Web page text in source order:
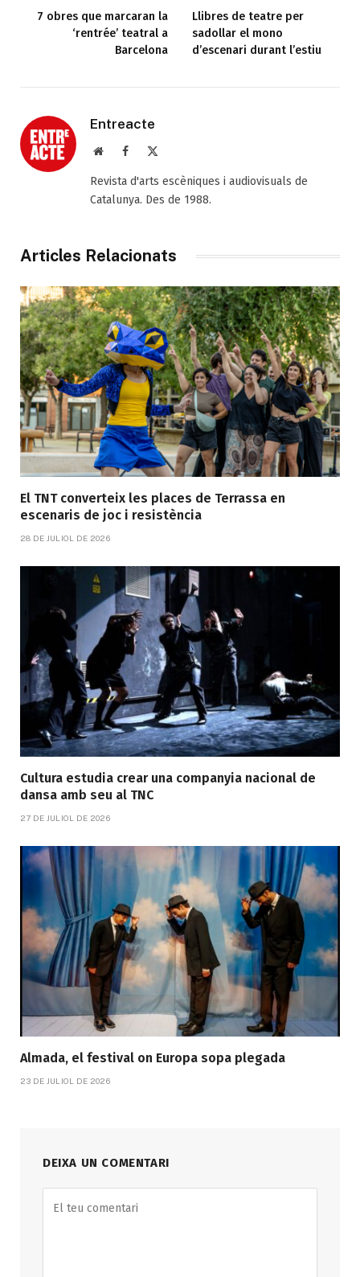
7 obres que marcaran la
‘rentrée’ teatral a
Barcelona
Llibres de teatre per
sadollar el mono
d’escenari durant l’estiu
Entreacte
Web Facebook
Revista d'arts escèniques i audiovisuals de
Catalunya. Des de 1988.
Articles Relacionats
El TNT converteix les places de Terrassa en
escenaris de joc i resistència
28 DE JULIOL DE 2026
Cultura estudia crear una companyia nacional de
dansa amb seu al TNC
27 DE JULIOL DE 2026
Almada, el festival on Europa sopa plegada
23 DE JULIOL DE 2026
DEIXA UN COMENTARI